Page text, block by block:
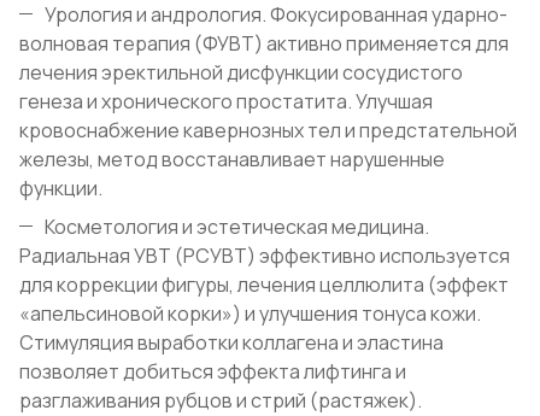
Урология и андрология. Фокусированная ударно-
волновая терапия (ФУВТ) активно применяется для
лечения эректильной дисфункции сосудистого
генеза и хронического простатита. Улучшая
кровоснабжение кавернозных тел и предстательной
железы, метод восстанавливает нарушенные
функции.
Косметология и эстетическая медицина.
Радиальная УВТ (РСУВТ) эффективно используется
для коррекции фигуры, лечения целлюлита (эффект
«апельсиновой корки») и улучшения тонуса кожи.
Стимуляция выработки коллагена и эластина
позволяет добиться эффекта лифтинга и
разглаживания рубцов и стрий (растяжек).